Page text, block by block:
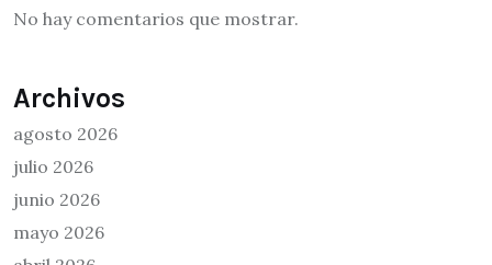
No hay comentarios que mostrar.
Archivos
agosto 2026
julio 2026
junio 2026
mayo 2026